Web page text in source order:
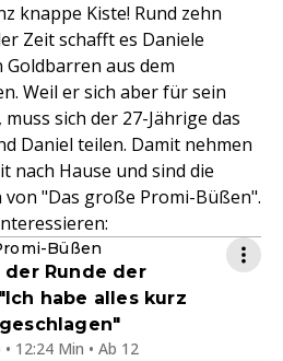
knappe Kiste! Rund zehn
Zeit schafft es Daniele
aus dem
Weil er sich aber für sein
sich der 27-Jährige das
Daniel teilen. Damit nehmen
nach Hause und sind die
"Das große Promi-Büßen".
Büßen
der Runde der
habe alles kurz
12:24 Min • Ab 12